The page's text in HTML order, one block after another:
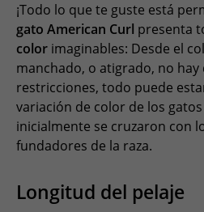
¡Todo lo que te guste está
gato American Curl presenta
color imaginables: Desde el
manchado, o atigrado, no
restricciones, todo puede
variación de color de los
inicialmente se cruzaron con
fundadores de la raza.
Longitud del pelaje